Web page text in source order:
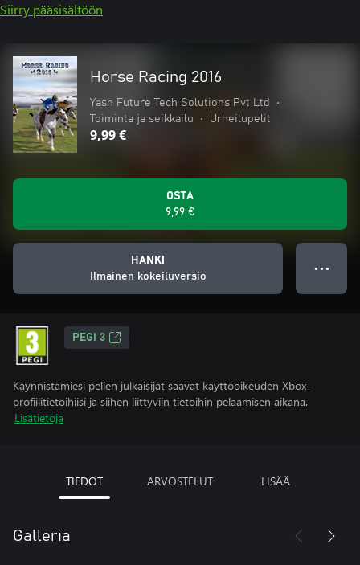
Siirry pääsisältöön
Horse Racing 2016
Yash Future Tech Solutions Pvt Ltd
•
Toiminta ja seikkailu
• Urheilupelit
9,99 €
OSTA
9,99 €
HANKI
Ilmainen kokeiluversio
● ● ●
PEGI 3
Käynnistämiesi pelien julkaisijat saavat käyttöoikeuden Xbox-
profiilitietoihiisi ja siihen liittyviin tietoihin pelaamisen aikana.
Lisätietoja
TIEDOT ARVOSTELUT LISÄÄ
Galleria